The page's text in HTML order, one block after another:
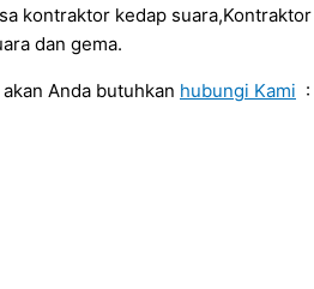
kontraktor kedap
dan gema.
Anda butuhkan hubungi Kami :